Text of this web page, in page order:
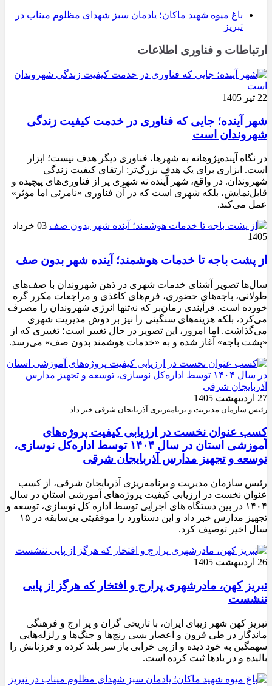
باغ میوه شهید ماکان؛ یادمان سبز شهدای مظلوم میناب در
تبریز
ارتباطات و فناوری اطلاعات
22 تیر 1405
شهر آینده؛ جایی که فناوری در خدمت کیفیت زندگی
شهروندان است
در نگاه آینده‌پژوهانه به شهرها، فناوری دیگر هدف نیست؛ ابزار
است. ابزاری برای یک هدف بزرگ‌تر: ارتقای کیفیت زندگی
شهروندان. در واقع، شهر آینده نه شهری پر از فناوری‌های پیچیده و
قابل‌نمایش، بلکه شهری است که در آن فناوری «نامرئی اما مؤثر»
عمل می‌کند.
03 خرداد
1405
از پشت باجه تا خدمات هوشمند؛ آینده شهر بدون صف
سال‌ها تصویر آشنای خدمات شهری در ذهن شهروندان با صف‌های
طولانی، باجه‌های حضوری، فرم‌های کاغذی و مراجعات مکرر گره
خورده است. فرآیندی زمان‌بر که نه‌تنها انرژی شهروندان را مصرف
می‌کرد، بلکه هزینه‌های سنگینی را نیز بر دوش مدیریت شهری
می‌گذاشت. اما امروز، این تصویر در حال تغییر است؛ تغییری که از
«پشت باجه» آغاز شده و به «خدمات هوشمند بدون صف» می‌رسد.
27 اردیبهشت 1405
رئیس سازمان مدیریت و برنامه‌ریزی آذربایجان شرقی خبر داد:
کسب عنوان نخست در ارزیابی کیفیت پروژه‌های
آموزشی استان در سال ۱۴۰۴ توسط اداره‌کل نوسازی،
توسعه و تجهیز مدارس آذربایجان شرقی
رئیس سازمان مدیریت و برنامه‌ریزی آذربایجان شرقی، از کسب
عنوان نخست در ارزیابی کیفیت پروژه‌های آموزشی استان در سال
۱۴۰۴ در بین دستگاه های اجرایی توسط اداره کل نوسازی، توسعه و
تجهیز مدارس خبر داد و این دستاورد را موفقیتی بی‌سابقه در ۱۵
سال اخیر توصیف کرد.
26 اردیبهشت 1405
تبریز کهن، مادرشهری پرارج و افتخار که هرگز از پایی
ننشست
تبریز کهن شهر زیبای ایران، با تاریخی گران و پر ارج و فرهنگی
ماندگار در طی قرون و اعصار بسی رنج‌ها و جنگ‌ها و زلزله‌هایی
سهمگین به خود دیده و از پی خرابی باز سر بلند کرده و فرزنانش را
بالیده و در یادها ثبت کرده است.